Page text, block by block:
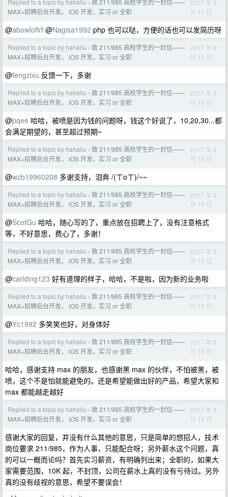
Replied to a topic by hahaliu › 致 211/985 高校学生的一封信——
MAX+招聘后台开发， iOS 开发，实习 or 全职
2017 年 8
月 11 日
@abowloflrf @Nagisa1992 php 也可以哒，方便的话也可以发简历呀
Replied to a topic by hahaliu › 致 211/985 高校学生的一封信——
MAX+招聘后台开发， iOS 开发，实习 or 全职
2017 年 8
月 11 日
@fengzixu 反馈一下，多谢
Replied to a topic by hahaliu › 致 211/985 高校学生的一封信——
MAX+招聘后台开发， iOS 开发，实习 or 全职
2017 年 8
月 10 日
@pqee 哈哈，被喷是因为钱的问题呀，钱这个好说了，10,20,30...都
会满足期望的，甚至超过预期~
Replied to a topic by hahaliu › 致 211/985 高校学生的一封信——
MAX+招聘后台开发， iOS 开发，实习 or 全职
2017 年 8
月 10 日
@wzb19960208 多谢支持，泪奔 /(ㄒoㄒ)/~~
Replied to a topic by hahaliu › 致 211/985 高校学生的一封信——
MAX+招聘后台开发， iOS 开发，实习 or 全职
2017 年 8
月 10 日
@ScotGu 哈哈，随心写的了，重点放在招聘上了，没有注意格式
等，不好意思，费心了，多谢！
Replied to a topic by hahaliu › 致 211/985 高校学生的一封信——
MAX+招聘后台开发， iOS 开发，实习 or 全职
2017 年 8
月 10 日
@carlding123 好有道理的样子，哈哈，不是啦，因为新的业务啦
Replied to a topic by hahaliu › 致 211/985 高校学生的一封信——
MAX+招聘后台开发， iOS 开发，实习 or 全职
2017 年 8
月 10 日
@Yc1992 多笑笑也好，对身体好
Replied to a topic by hahaliu › 致 211/985 高校学生的一封信——
MAX+招聘后台开发， iOS 开发，实习 or 全职
2017 年 8
月 10 日
哈哈，感谢支持 max 的朋友，也感谢黑 max 的伙伴，不怕被黑，被
喷，这个不是怕就能避免的。还是希望能做出好的产品，希望大家和
max 都能越走越好
Replied to a topic by hahaliu › 致 211/985 高校学生的一封信——
MAX+招聘后台开发， iOS 开发，实习 or 全职
2017 年 8
月 10 日
感谢大家的回复，并没有什么其他的意思，只是简单的想招人，技术
岗位要求 211/985，作为人事，只能配合呀；另外薪水这个问题，真
的可以一概而论吗？首先实习薪资，有明确列出来；全职的，如果大
家需要范围，10K 起，不封顶，公司在薪水上真的没有亏待过。另外
真的没有歧视的意思，希望不要误会！